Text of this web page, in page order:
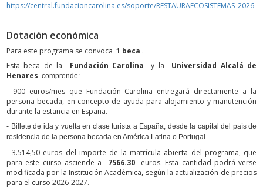
https://central.fundacioncarolina.es/soporte/RESTAURAECOSISTEMAS_2026
Dotación económica
Para este programa se convoca 1 beca .
Esta beca de la Fundación Carolina y la Universidad Alcalá de
Henares comprende:
- 900 euros/mes que Fundación Carolina entregará directamente a la
persona becada, en concepto de ayuda para alojamiento y manutención
durante la estancia en España.
- Billete de ida y vuelta en clase turista a España, desde la capital del país de
residencia de la persona becada en América Latina o Portugal.
- 3.514,50 euros del importe de la matrícula abierta del programa, que
para este curso asciende a 7566.30euros. Esta cantidad podrá verse
modificada por la Institución Académica, según la actualización de precios
para el curso 2026-2027.